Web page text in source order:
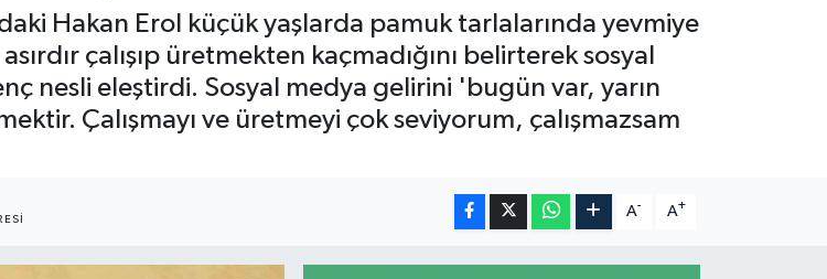
Hakan Erol küçük yaşlarda pamuk tarlalarında yevmiye
çalışıp üretmekten kaçmadığını belirterek sosyal
nesli eleştirdi. Sosyal medya gelirini 'bugün var, yarın
Çalışmayı ve üretmeyi çok seviyorum, çalışmazsam
A- A+